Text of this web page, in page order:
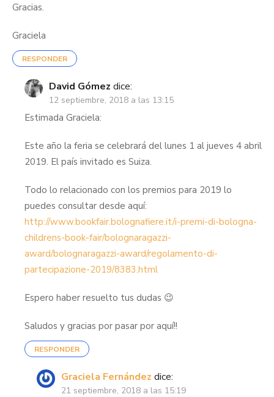
Gracias.
Graciela
RESPONDER
David Gómez dice:
12 septiembre, 2018 a las 13:15
Estimada Graciela:
Este año la feria se celebrará del lunes 1 al jueves 4 abril
2019. El país invitado es Suiza.
Todo lo relacionado con los premios para 2019 lo
puedes consultar desde aquí:
http://www.bookfair.bolognafiere.it/i-premi-di-bologna-
childrens-book-fair/bolognaragazzi-
award/bolognaragazzi-award/regolamento-di-
partecipazione-2019/8383.html
Espero haber resuelto tus dudas 😉
Saludos y gracias por pasar por aquí!!
RESPONDER
Graciela Fernández dice:
21 septiembre, 2018 a las 15:19